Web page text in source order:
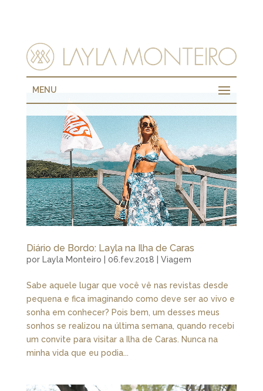
MENU
Diário de Bordo: Layla na Ilha de Caras
por Layla Monteiro 06.fev.2018 Viagem
Sabe aquele lugar que você vê nas revistas desde
pequena e fica imaginando como deve ser ao vivo e
sonha em conhecer? Pois bem, um desses meus
sonhos se realizou na última semana, quando recebi
um convite para visitar a Ilha de Caras. Nunca na
minha vida que eu podia...